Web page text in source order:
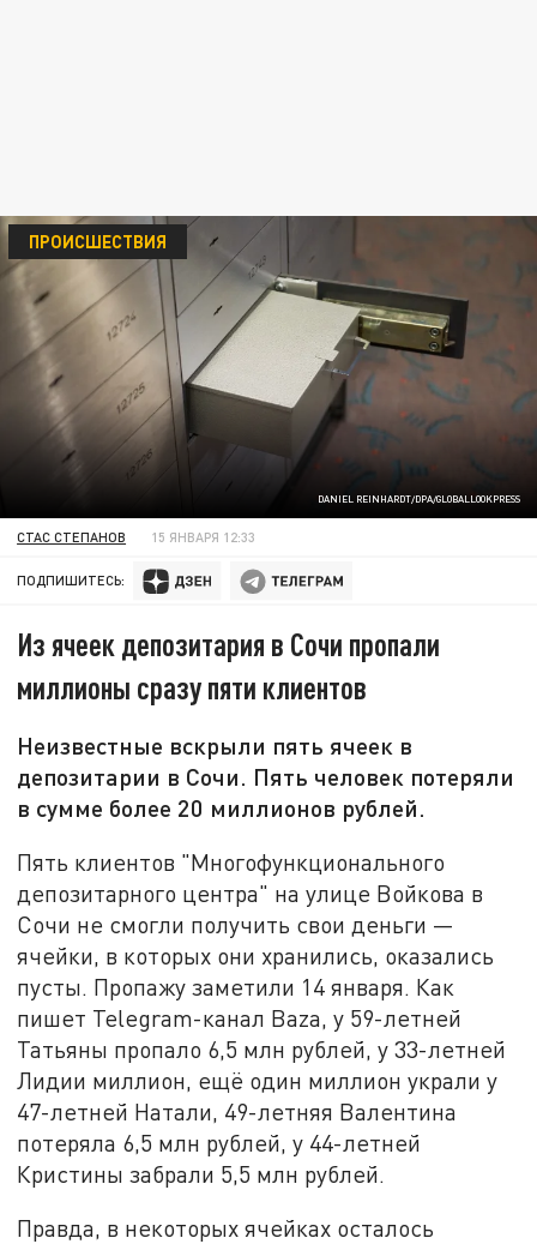
DANIEL REINHARDT/DPA/GLOBALLOOKPRESS
ПРОИСШЕСТВИЯ
СТАС СТЕПАНОВ 15 ЯНВАРЯ 12:33
ПОДПИШИТЕСЬ:
Из ячеек депозитария в Сочи пропали
миллионы сразу пяти клиентов
Неизвестные вскрыли пять ячеек в
депозитарии в Сочи. Пять человек потеряли
в сумме более 20 миллионов рублей.
Пять клиентов "Многофункционального
депозитарного центра" на улице Войкова в
Сочи не смогли получить свои деньги —
ячейки, в которых они хранились, оказались
пусты. Пропажу заметили 14 января. Как
пишет Telegram-канал Baza, у 59-летней
Татьяны пропало 6,5 млн рублей, у 33-летней
Лидии миллион, ещё один миллион украли у
47-летней Натали, 49-летняя Валентина
потеряла 6,5 млн рублей, у 44-летней
Кристины забрали 5,5 млн рублей.
Правда, в некоторых ячейках осталось